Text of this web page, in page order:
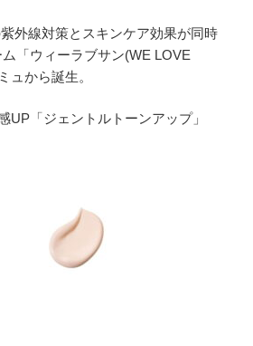
外線対策とスキンケア効果が同時
「ウィーラブサン(WE LOVE
ュから誕生。
UP「ジェントルトーンアップ」